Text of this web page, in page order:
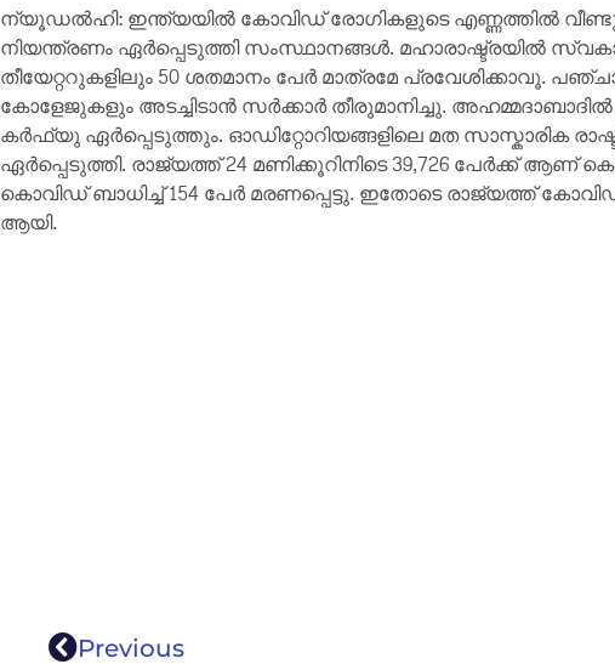
ന്യൂഡൽഹി: ഇന്ത്യയിൽ കോവിഡ് രോഗികളുടെ എണ്ണത്തിൽ
നിയന്ത്രണം ഏർപ്പെടുത്തി സംസ്ഥാനങ്ങൾ. മഹാരാഷ്ട്രയില്‍
തീയേറ്ററുകളിലും 50 ശതമാനം പേർ മാത്രമേ പ്രവേശിക്കാവൂ.
കോളേജുകളും അടച്ചിടാൻ സർക്കാര്‍ തീരുമാനിച്ചു.
കര്‍ഫ്യു ഏര്‍പ്പെടുത്തും. ഓഡിറ്റോറിയങ്ങളിലെ മത സാസ്കാരിക
ഏർപ്പെടുത്തി. രാജ്യത്ത് 24 മണിക്കൂറിനിടെ 39,726 പേര്‍ക്ക് ആണ്
കൊവിഡ് ബാധിച്ച് 154 പേർ മരണപ്പെട്ടു. ഇതോടെ രാജ്യത്ത് കോവിഡ്
ആയി.
Previous